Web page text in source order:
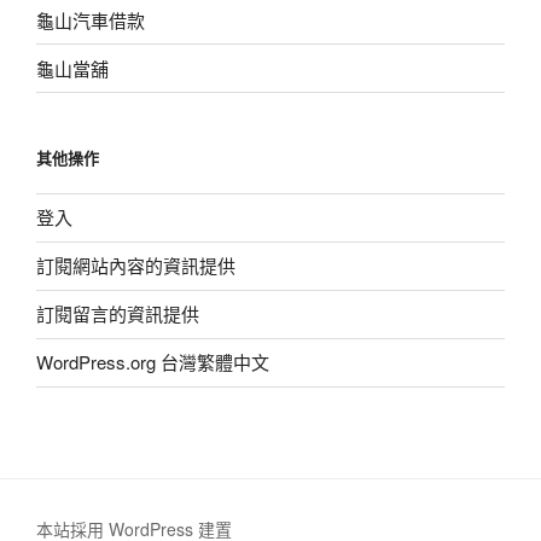
龜山汽車借款
龜山當舖
其他操作
登入
訂閱網站內容的資訊提供
訂閱留言的資訊提供
WordPress.org 台灣繁體中文
本站採用 WordPress 建置